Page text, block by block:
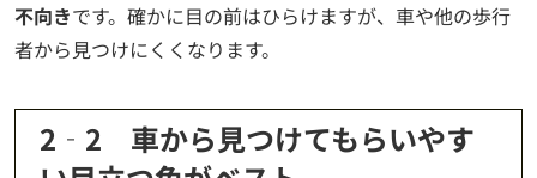
不向きです。確かに目の前はひらけますが、車や他の歩行
者から見つけにくくなります。
2‐2 車から見つけてもらいやす